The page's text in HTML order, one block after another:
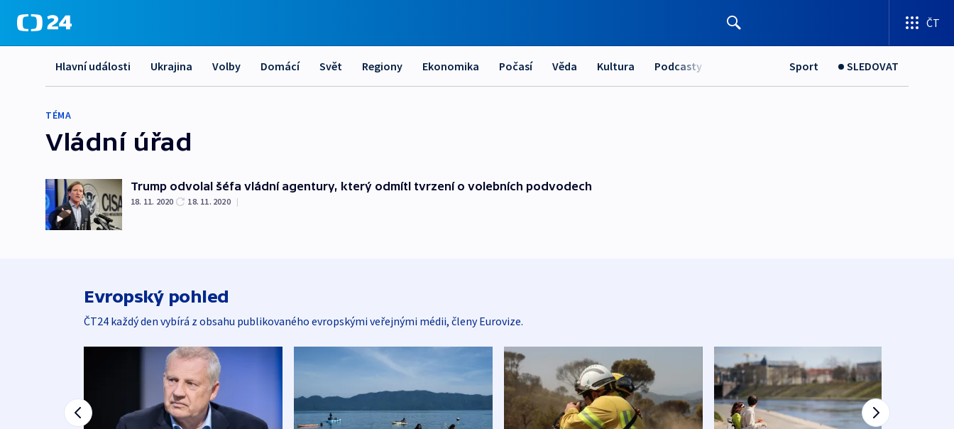
ČT
Hlavní události Ukrajina Volby Domácí Svět Regiony Ekonomika Počasí Věda Kultura Podcasty Sport SLEDOVAT
TÉMA
Vládní úřad
Trump odvolal šéfa vládní agentury, který odmítl tvrzení o volebních podvodech
18. 11. 2020 18. 11. 2020 |
Evropský pohled
ČT24 každý den vybírá z obsahu publikovaného evropskými veřejnými médii, členy Eurovize.